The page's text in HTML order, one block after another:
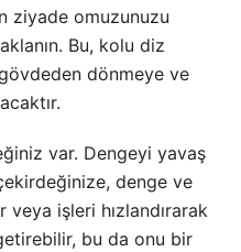
ziyade omuzunuzu
Bu, kolu diz
dönmeye ve
var. Dengeyi yavaş
denge ve
işleri hızlandırarak
bu da onu bir